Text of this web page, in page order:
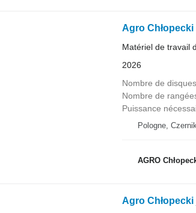
Agro Chłopecki
Matériel de travail
2026
Nombre de disques
Nombre de
Puissance
Pologne,
AGRO
Agro Chłopecki